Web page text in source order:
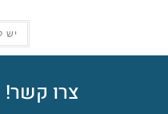
יש
צרו קשר!